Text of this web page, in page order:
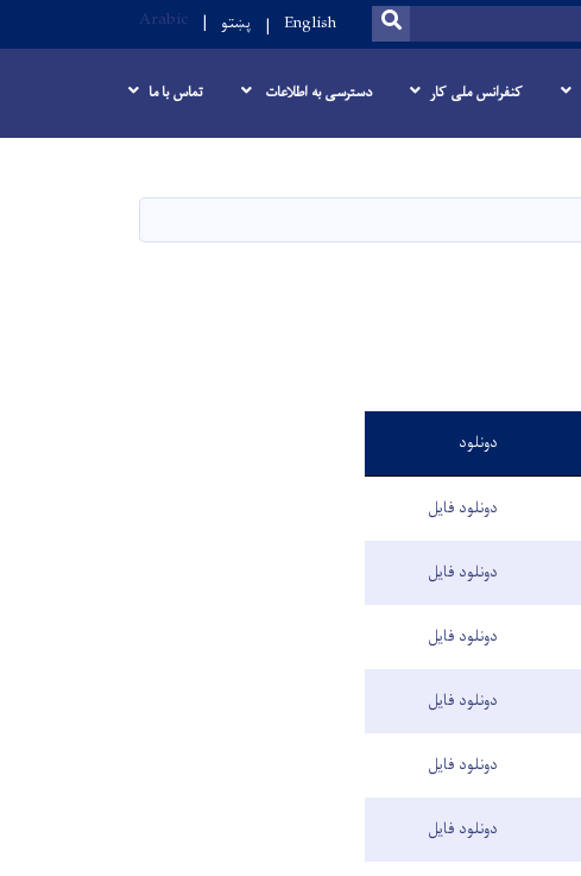
SEARCH
English پښتو Arabic
کنفرانس ملی کار دسترسی به اطلاعات تماس با ما
دونلود
دونلود فایل
دونلود فایل
دونلود فایل
دونلود فایل
دونلود فایل
دونلود فایل